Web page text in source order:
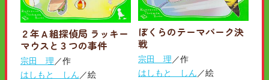
２年Ａ組探偵局 ラッキー
マウスと３つの事件
宗田 理 ／作
はしもと しん ／絵
ぼくらのテーマパーク決
戦
宗田 理 ／作
はしもと しん ／絵